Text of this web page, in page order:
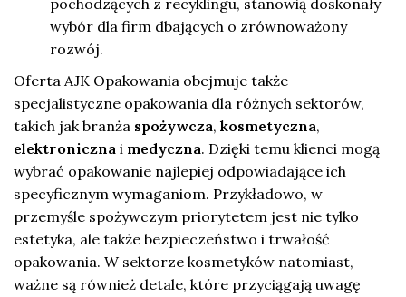
pochodzących z recyklingu, stanowią doskonały
wybór dla firm dbających o zrównoważony
rozwój.
Oferta AJK Opakowania obejmuje także
specjalistyczne opakowania dla różnych sektorów,
takich jak branża spożywcza, kosmetyczna,
elektroniczna i medyczna. Dzięki temu klienci mogą
wybrać opakowanie najlepiej odpowiadające ich
specyficznym wymaganiom. Przykładowo, w
przemyśle spożywczym priorytetem jest nie tylko
estetyka, ale także bezpieczeństwo i trwałość
opakowania. W sektorze kosmetyków natomiast,
ważne są również detale, które przyciągają uwagę